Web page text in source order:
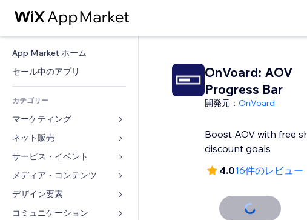
App Market ホーム
セール中のアプリ
カテゴリー
マーケティング
広告
モバイル
アクセス解析
ネット販売
ストア用アプリ
発送・配達
販売ボタン
サービス・イベント
ホテル
イベント
レストラン
メディア・コンテンツ
ギャラリー
音楽
デザイン要素
マップ・ナビ
OnVoard: AOV
Progress Bar
開発元： OnVoard
Boost AOV with free
discount goals
4.016件のレビュー